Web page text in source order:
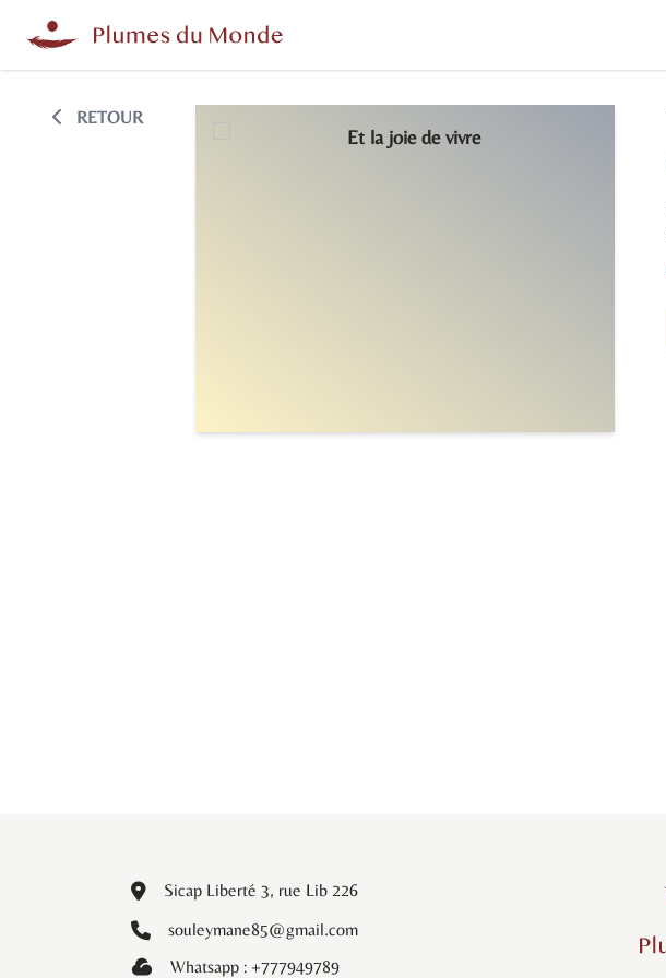
RETOUR
Sicap Liberté 3, rue Lib 226
souleymane85@gmail.com
Whatsapp : +777949789